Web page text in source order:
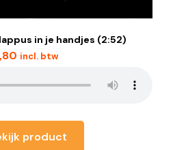
in je handjes (2:52)
incl. btw
product